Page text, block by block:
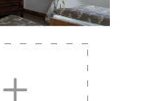
verfügbar